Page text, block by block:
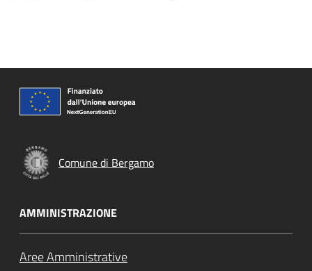
Comune di Bergamo
AMMINISTRAZIONE
Aree Amministrative